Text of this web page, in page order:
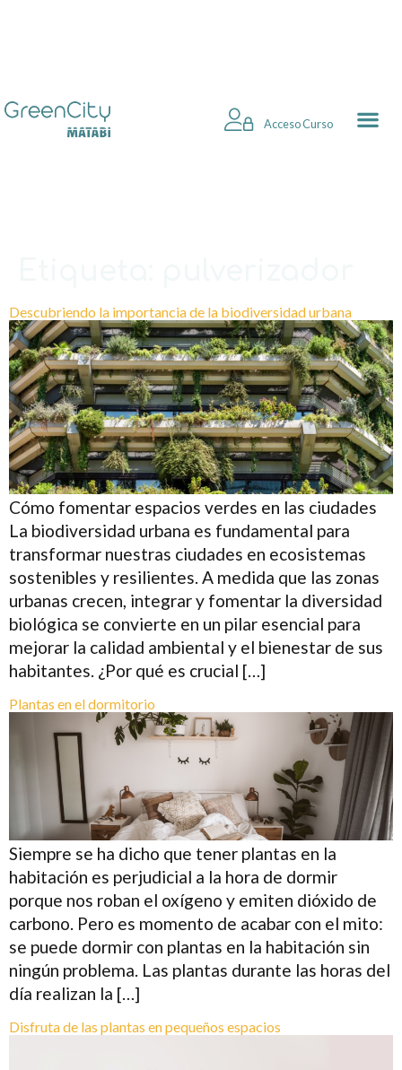
Acceso Curso
Descubriendo la importancia de la biodiversidad urbana
Cómo fomentar espacios verdes en las ciudades
La biodiversidad urbana es fundamental para
transformar nuestras ciudades en ecosistemas
sostenibles y resilientes. A medida que las zonas
urbanas crecen, integrar y fomentar la diversidad
biológica se convierte en un pilar esencial para
mejorar la calidad ambiental y el bienestar de sus
habitantes. ¿Por qué es crucial […]
Plantas en el dormitorio
Siempre se ha dicho que tener plantas en la
habitación es perjudicial a la hora de dormir
porque nos roban el oxígeno y emiten dióxido de
carbono. Pero es momento de acabar con el mito:
se puede dormir con plantas en la habitación sin
ningún problema. Las plantas durante las horas del
día realizan la […]
Disfruta de las plantas en pequeños espacios